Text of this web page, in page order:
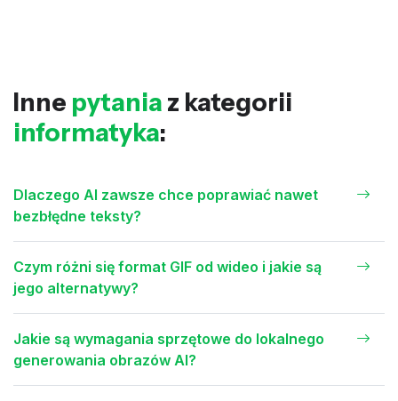
Inne pytania z kategorii
informatyka:
Dlaczego AI zawsze chce poprawiać nawet
bezbłędne teksty?
Czym różni się format GIF od wideo i jakie są
jego alternatywy?
Jakie są wymagania sprzętowe do lokalnego
generowania obrazów AI?